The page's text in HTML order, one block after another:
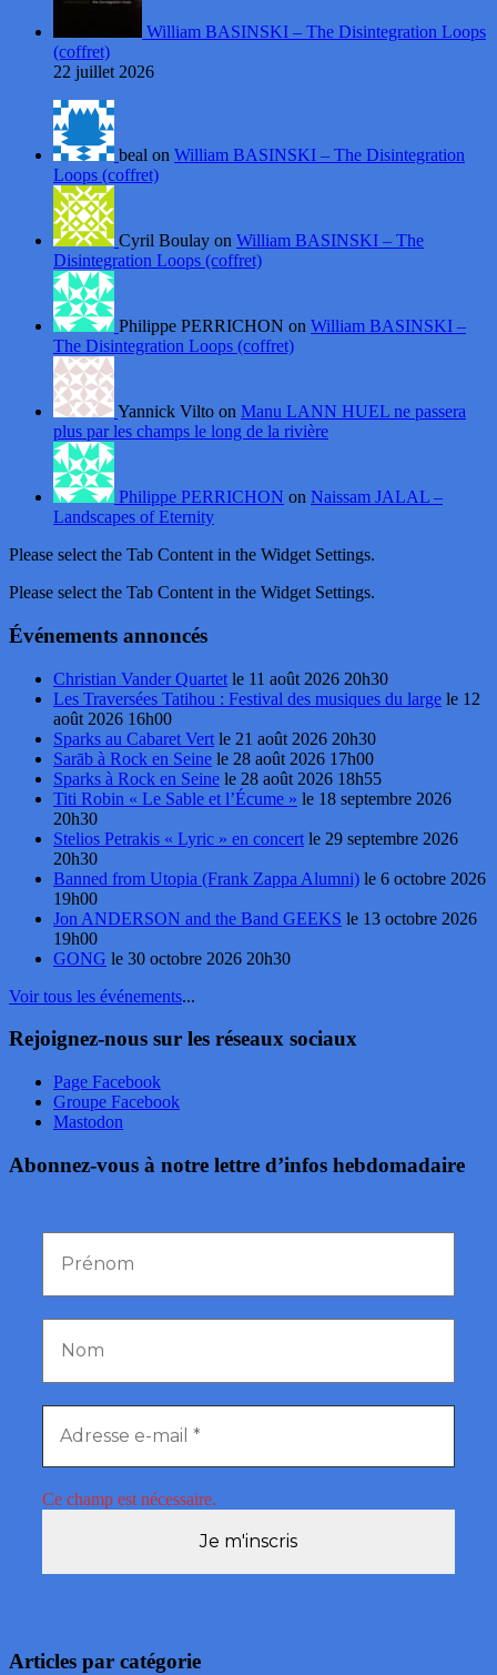
William BASINSKI – The Disintegration Loops
(coffret)
22 juillet 2026
beal on William BASINSKI – The Disintegration
Loops (coffret)
Cyril Boulay on William BASINSKI – The
Disintegration Loops (coffret)
Philippe PERRICHON on William BASINSKI –
The Disintegration Loops (coffret)
Yannick Vilto on Manu LANN HUEL ne passera
plus par les champs le long de la rivière
Philippe PERRICHON on Naissam JALAL –
Landscapes of Eternity
Please select the Tab Content in the Widget Settings.
Please select the Tab Content in the Widget Settings.
Événements annoncés
Christian Vander Quartet le 11 août 2026 20h30
Les Traversées Tatihou : Festival des musiques du large le 12
août 2026 16h00
Sparks au Cabaret Vert le 21 août 2026 20h30
Sarāb à Rock en Seine le 28 août 2026 17h00
Sparks à Rock en Seine le 28 août 2026 18h55
Titi Robin « Le Sable et l’Écume » le 18 septembre 2026
20h30
Stelios Petrakis « Lyric » en concert le 29 septembre 2026
20h30
Banned from Utopia (Frank Zappa Alumni) le 6 octobre 2026
19h00
Jon ANDERSON and the Band GEEKS le 13 octobre 2026
19h00
GONG le 30 octobre 2026 20h30
Voir tous les événements...
Rejoignez-nous sur les réseaux sociaux
Page Facebook
Groupe Facebook
Mastodon
Abonnez-vous à notre lettre d’infos hebdomadaire
Ce champ est nécessaire.
Articles par catégorie